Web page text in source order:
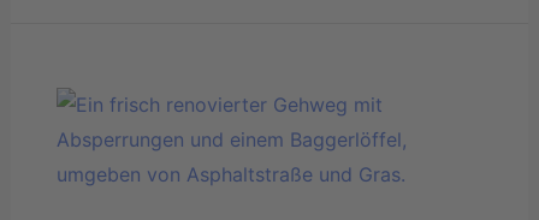
Fahrzeuggerechte
Einfahrtabsenkung
mit